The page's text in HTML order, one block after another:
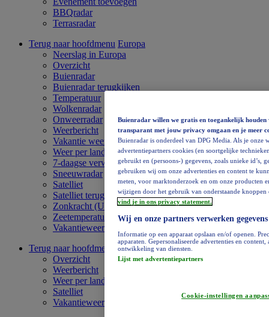
BBQradar
Terrasradar
Terug naar hoofdmenu Europa
Neerslag in Europa
Overzicht
Buienradar
Buienradar terugkijken
Temperatuur
Wolkenradar
Onweerradar
Weerbericht
Vakantie weervideo
Weer per land
7-daagse verwachting
Sneeuwradar
Satelliet
Satelliet terugkijken
Zonkracht (UV)
Zeetemperatuur
Vakantieweer
Terug naar hoofdmenu
Afrika
Overzicht
Weerbericht
Weer per land
Satelliet
Vakantieweer
Buienradar willen we gratis en toegankelijk
transparant met jouw privacy omgaan en je meer
Buienradar is onderdeel van DPG Media. Als je
advertentiepartners cookies (en soortgelijke
gebruikt en (persoons-) gegevens, zoals unieke id’s,
gebruiken wij om onze advertenties en content te
meten, voor marktonderzoek en om onze producten
wijzigen door het gebruik van onderstaande
vind je in ons privacy statement.
Wij en onze partners verwerken
Informatie op een apparaat opslaan en/of openen.
apparaten. Gepersonaliseerde advertenties en
ontwikkeling van diensten.
Lijst met advertentiepartners
Cookie-instellingen